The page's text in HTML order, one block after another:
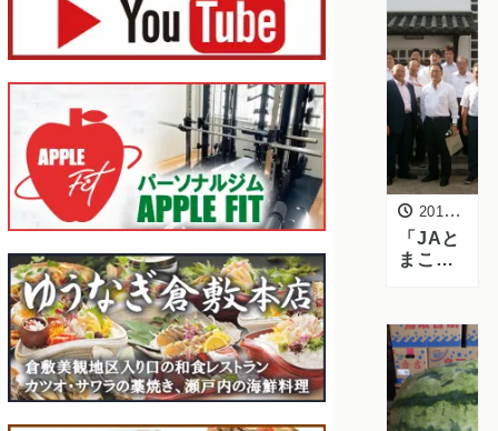
にご来
訪いた
だきま
した
2016年7月25日
「JAと
まこま
産部会
販売協
議会」
が倉敷
で開催